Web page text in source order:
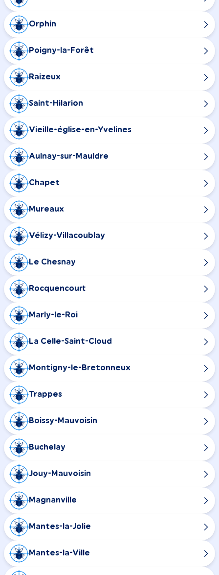
Orphin
Poigny-la-Forêt
Raizeux
Saint-Hilarion
Vieille-église-en-Yvelines
Aulnay-sur-Mauldre
Chapet
Mureaux
Vélizy-Villacoublay
Le Chesnay
Rocquencourt
Marly-le-Roi
La Celle-Saint-Cloud
Montigny-le-Bretonneux
Trappes
Boissy-Mauvoisin
Buchelay
Jouy-Mauvoisin
Magnanville
Mantes-la-Jolie
Mantes-la-Ville